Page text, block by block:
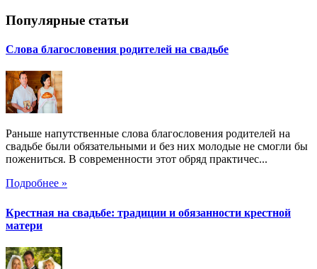
Популярные статьи
Слова благословения родителей на свадьбе
Раньше напутственные слова благословения родителей на
свадьбе были обязательными и без них молодые не смогли бы
пожениться. В современности этот обряд практичес...
Подробнее »
Крестная на свадьбе: традиции и обязанности крестной
матери